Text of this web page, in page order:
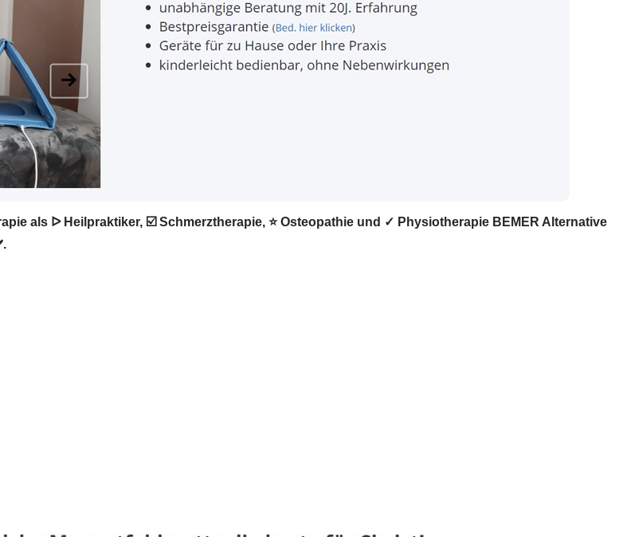
als ᐅ Heilpraktiker, ☑️ Schmerztherapie, ⭐ Osteopathie und ✓ Physiotherapie BEMER Alternative